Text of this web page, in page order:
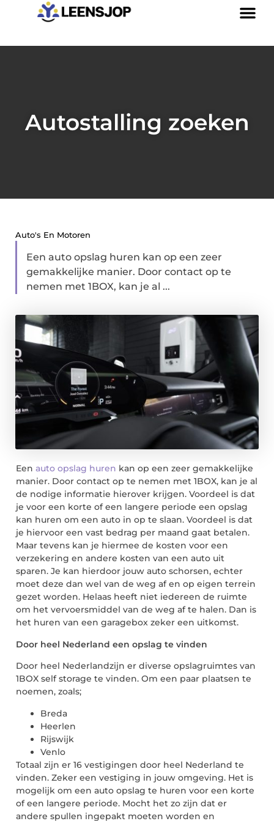
Autostalling zoeken
Auto's En Motoren
Een auto opslag huren kan op een zeer
gemakkelijke manier. Door contact op te
nemen met 1BOX, kan je al ...
Een auto opslag huren kan op een zeer gemakkelijke
manier. Door contact op te nemen met 1BOX, kan je al
de nodige informatie hierover krijgen. Voordeel is dat
je voor een korte of een langere periode een opslag
kan huren om een auto in op te slaan. Voordeel is dat
je hiervoor een vast bedrag per maand gaat betalen.
Maar tevens kan je hiermee de kosten voor een
verzekering en andere kosten van een auto uit
sparen. Je kan hierdoor jouw auto schorsen, echter
moet deze dan wel van de weg af en op eigen terrein
gezet worden. Helaas heeft niet iedereen de ruimte
om het vervoersmiddel van de weg af te halen. Dan is
het huren van een garagebox zeker een uitkomst.
Door heel Nederland een opslag te vinden
Door heel Nederlandzijn er diverse opslagruimtes van
1BOX self storage te vinden. Om een paar plaatsen te
noemen, zoals;
Breda
Heerlen
Rijswijk
Venlo
Totaal zijn er 16 vestigingen door heel Nederland te
vinden. Zeker een vestiging in jouw omgeving. Het is
mogelijk om een auto opslag te huren voor een korte
of een langere periode. Mocht het zo zijn dat er
andere spullen ingepakt moeten worden en